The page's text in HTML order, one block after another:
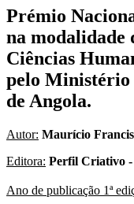
Prémio
na modalidade
Ciências
pelo Ministério
de Angola.
Autor: Maurício
Editora: Perfil Criativo -
Ano de publicação 1ª